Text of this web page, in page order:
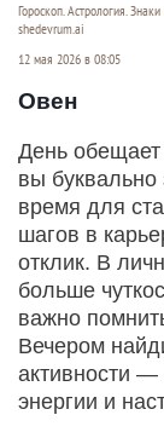
Гороскоп. Астрология. Знаки
shedevrum.ai
12 мая 2026 в 08:05
Овен
День
вы
время для
шагов в
отклик. В
больше
важно
Вечером
активности —
энергии и